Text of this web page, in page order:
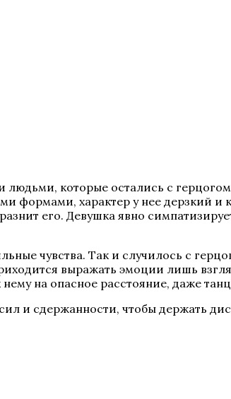
которые остались с
формами, характер у нее дерзкий и
его. Девушка явно
чувства. Так и случилось с
выражать эмоции лишь
на опасное расстояние, даже
и сдержанности, чтобы держать